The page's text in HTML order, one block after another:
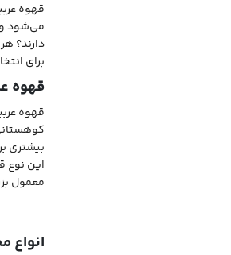
قهوه
می‌شود و
دارند؟
برای
قهوه
قهوه
بیشتری
این نوع
معمول
انواع